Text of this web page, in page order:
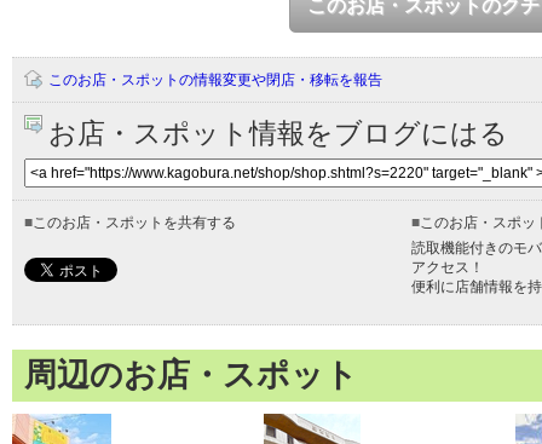
このお店・スポットのク
このお店・スポットの情報変更や閉店・移転を報告
お店・スポット情報をブログにはる
■このお店・スポットを共有する ■このお店・スポッ
読取機能付きのモ
アクセス！
便利に店舗情報を
周辺のお店・スポット